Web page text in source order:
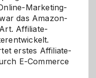
Marketing-
das Amazon-
Affiliate-
erstes Affiliate-
E-Commerce